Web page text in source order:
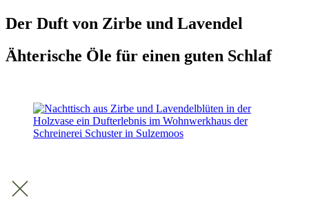
Der Duft von Zirbe und Lavendel
Ähterische Öle für einen guten Schlaf